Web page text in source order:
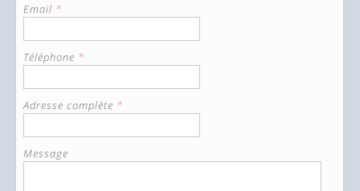
Email *
Téléphone *
Adresse complète *
Message